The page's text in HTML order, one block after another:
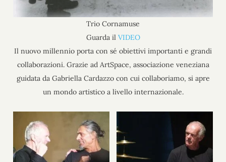
Trio Cornamuse
Guarda il VIDEO
Il nuovo millennio porta con sé obiettivi importanti e grandi
collaborazioni. Grazie ad ArtSpace, associazione veneziana
guidata da Gabriella Cardazzo con cui collaboriamo, si apre
un mondo artistico a livello internazionale.